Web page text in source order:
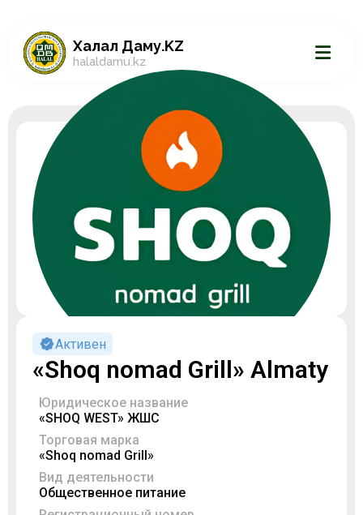
Халал Даму.KZ
halaldamu.kz
Активен
«Shoq nomad Grill» Almaty
Юридическое название
«SHOQ WEST» ЖШС
Торговая марка
«Shoq nomad Grill»
Вид деятельности
Общественное питание